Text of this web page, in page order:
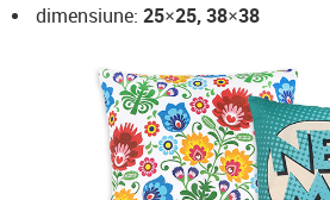
dimensiune: 25×25, 38×38